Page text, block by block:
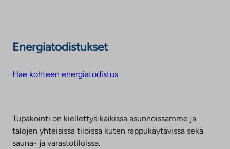
Energiatodistukset
Hae kohteen energiatodistus
Tupakointi on kiellettyä kaikissa asunnoissamme ja
talojen yhteisissä tiloissa kuten rappukäytävissä sekä
sauna- ja varastotiloissa.